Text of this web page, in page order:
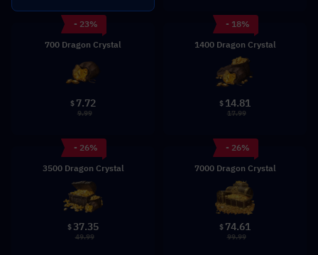
- 23%
700 Dragon Crystal
$ 7.72
9.99
- 18%
1400 Dragon Crystal
$ 14.81
17.99
- 26%
3500 Dragon Crystal
$37.35
49.99
- 26%
7000 Dragon Crystal
$ 74.61
99.99